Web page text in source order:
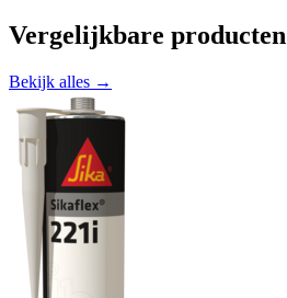
Vergelijkbare producten
Bekijk alles →